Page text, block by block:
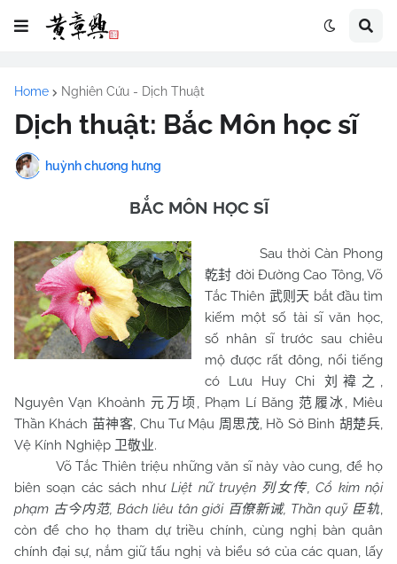
Home Nghiên Cứu - Dịch Thuật
Dịch thuật: Bắc Môn học sĩ
huỳnh chương hưng
BẮC MÔN HỌC SĨ
Sau thời Càn Phong
乾封 đời Đường Cao Tông, Võ
Tắc Thiên 武则天 bắt đầu tìm
kiếm một số tài sĩ văn học,
số nhân sĩ trước sau chiêu
mộ được rất đông, nổi tiếng
có Lưu Huy Chi 刘褘之 ,
Nguyên Vạn Khoảnh元万顷 , Phạm Lí Băng范履冰 , Miêu
Thần Khách 苗神客, Chu Tư Mậu 周思茂, Hồ Sở Binh 胡楚兵,
Vệ Kính Nghiệp 卫敬业.
Võ Tắc Thiên triệu những văn sĩ này vào cung, để họ
biên soạn các sách nhưLiệt nữ truyện 列女传, Cổ kim nội
phạm 古今内范, Bách liêu tân giới 百僚新诫, Thần quỹ 臣轨,
còn để cho họ tham dự triều chính, cùng nghị bàn quân
chính đại sự, nắm giữ tấu nghị và biểu sớ của các quan, lấy